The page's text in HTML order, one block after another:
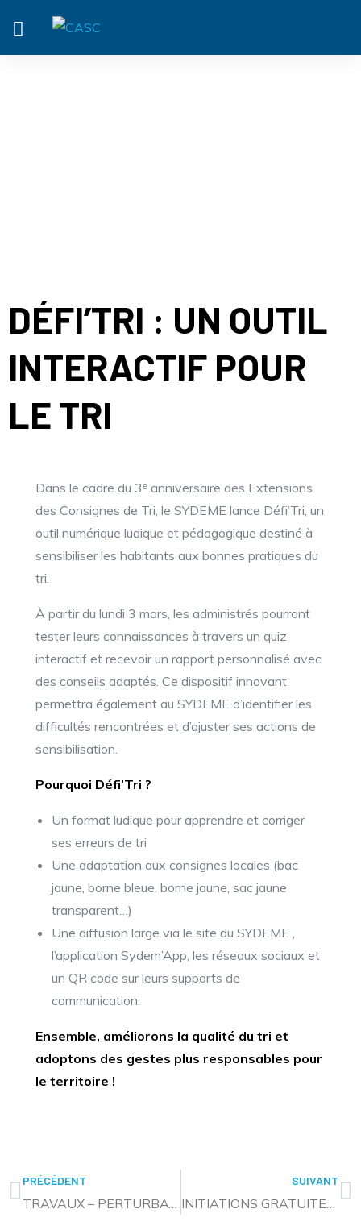
DÉFI’TRI : UN OUTIL
INTERACTIF POUR
LE TRI
Dans le cadre du 3ᵉ anniversaire des Extensions
des Consignes de Tri, le SYDEME lance Défi’Tri, un
outil numérique ludique et pédagogique destiné à
sensibiliser les habitants aux bonnes pratiques du
tri.
À partir du lundi 3 mars, les administrés pourront
tester leurs connaissances à travers un quiz
interactif et recevoir un rapport personnalisé avec
des conseils adaptés. Ce dispositif innovant
permettra également au SYDEME d’identifier les
difficultés rencontrées et d’ajuster ses actions de
sensibilisation.
Pourquoi Défi’Tri ?
Un format ludique pour apprendre et corriger
ses erreurs de tri
Une adaptation aux consignes locales (bac
jaune, borne bleue, borne jaune, sac jaune
transparent…)
Une diffusion large via le site du SYDEME ,
l’application Sydem’App, les réseaux sociaux et
un QR code sur leurs supports de
communication.
Ensemble, améliorons la qualité du tri et
adoptons des gestes plus responsables pour
le territoire !
PRÉCÉDENT
TRAVAUX – PERTURBATION DE LA CIRCULATION RUE DU MARÉCHAL FOCH
SUIVANT
INITIATIONS GRATUITES AU GOLF